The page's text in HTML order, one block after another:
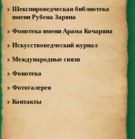
Шекспироведческая библиотека
имени Рубена Заряна
Фонотека имени Арама Кочаряна
Искусствоведческий журнал
Международные связи
Фонотека
Фотогалерея
Контакты